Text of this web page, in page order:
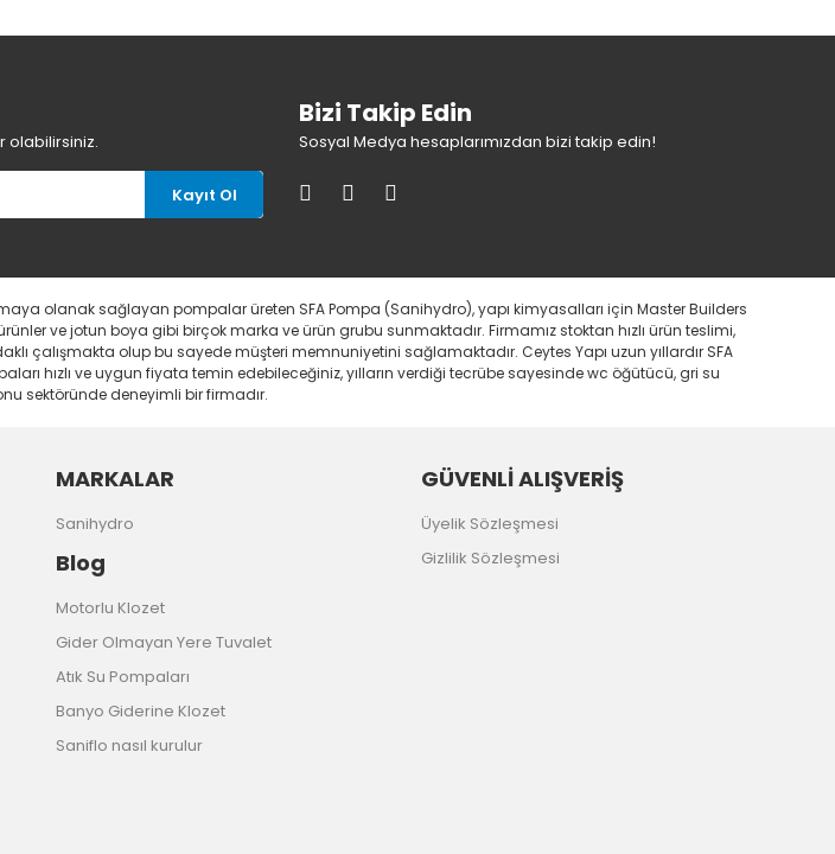
olabilirsiniz.
Kayıt Ol
Bizi Takip Edin
Sosyal Medya hesaplarımızdan bizi takip edin!
olanak sağlayan pompalar üreten SFA Pompa (Sanihydro), yapı kimyasalları için Master Builders
ve jotun boya gibi birçok marka ve ürün grubu sunmaktadır. Firmamız stoktan hızlı ürün teslimi,
çalışmakta olup bu sayede müşteri memnuniyetini sağlamaktadır. Ceytes Yapı uzun yıllardır SFA
hızlı ve uygun fiyata temin edebileceğiniz, yılların verdiği tecrübe sayesinde wc öğütücü, gri su
sektöründe deneyimli bir firmadır.
MARKALAR
Sanihydro
Blog
Motorlu Klozet
Gider Olmayan Yere Tuvalet
Atık Su Pompaları
Banyo Giderine Klozet
Saniflo nasıl kurulur
GÜVENLİ ALIŞVERİŞ
Üyelik Sözleşmesi
Gizlilik Sözleşmesi